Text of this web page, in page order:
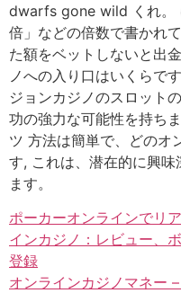
dwarfs gone wild くれ。
倍」などの倍数で書かれ
た額をベットしないと出
ノへの入り口はいくらで
ジョンカジノのスロット
功の強力な可能性を持ち
ツ 方法は簡単で、どのオ
す, これは、潜在的に興
ます。
ポーカーオンラインでリ
インカジノ：レビュー、
登録
オンラインカジノマネー